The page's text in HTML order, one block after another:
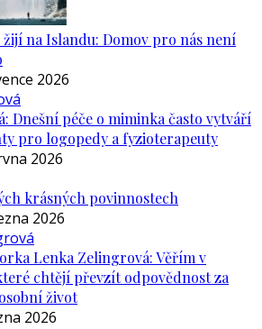
na Islandu: Domov pro nás není
2026
Dnešní péče o miminka často vytváří
pro logopedy a fyzioterapeuty
2026
krásných povinnostech
2026
Lenka Zelingrová: Věřím v
chtějí převzít odpovědnost za
život
2026